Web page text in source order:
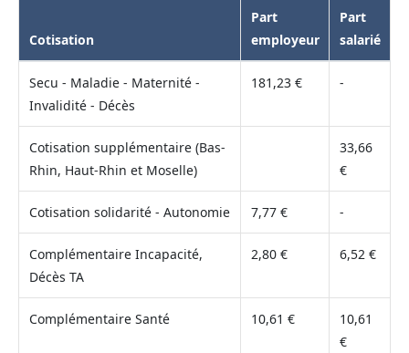
Cotisation
Part
employeur
Part
salarié
Secu - Maladie - Maternité -
Invalidité - Décès
181,23 € -
Cotisation supplémentaire (Bas-
Rhin, Haut-Rhin et Moselle)
33,66
€
Cotisation solidarité - Autonomie 7,77 € -
Complémentaire Incapacité,
Décès TA
2,80 € 6,52 €
Complémentaire Santé 10,61 €
10,61
€